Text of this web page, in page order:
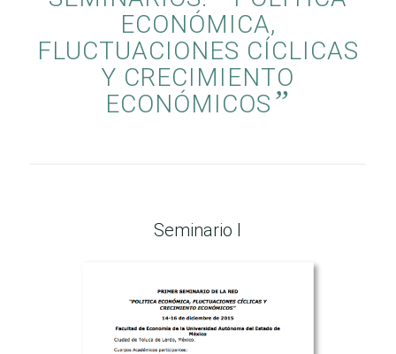
ECONÓMICA,
FLUCTUACIONES CÍCLICAS
Y CRECIMIENTO
ECONÓMICOS ”
Seminario I